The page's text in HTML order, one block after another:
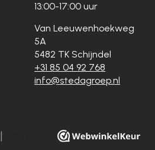
13:00-17:00 uur
Van Leeuwenhoekweg
5A
5482 TK Schijndel
+31 85 04 92 768
info@stedagroep.nl